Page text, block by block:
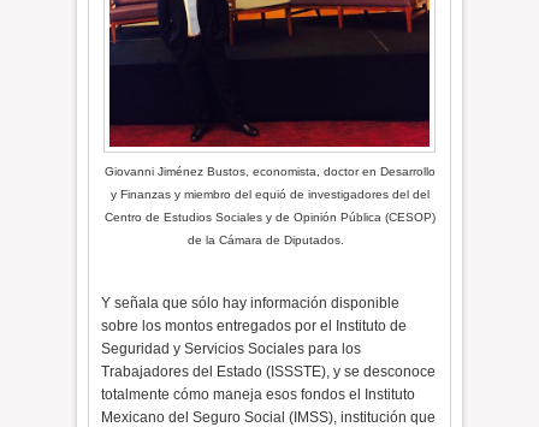
Giovanni Jiménez Bustos, economista, doctor en Desarrollo
y Finanzas y miembro del equió de investigadores del del
Centro de Estudios Sociales y de Opinión Pública (CESOP)
de la Cámara de Diputados.
Y señala que sólo hay información disponible
sobre los montos entregados por el Instituto de
Seguridad y Servicios Sociales para los
Trabajadores del Estado (ISSSTE), y se desconoce
totalmente cómo maneja esos fondos el Instituto
Mexicano del Seguro Social (IMSS), institución que